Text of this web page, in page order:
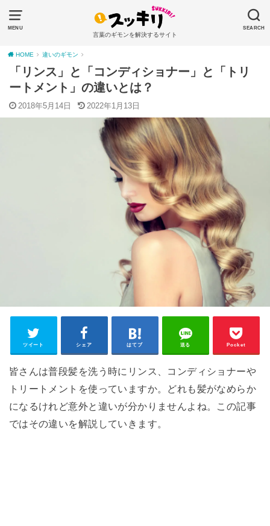
MENU SEARCH
言葉のギモンを解決するサイト
HOME 違いのギモン
「リンス」と「コンディショナー」と「トリ
ートメント」の違いとは？
2018年5月14日 2022年1月13日
ツイート シェア はてブ 送る Pocket
皆さんは普段髪を洗う時にリンス、コンディショナーや
トリートメントを使っていますか。どれも髪がなめらか
になるけれど意外と違いが分かりませんよね。この記事
ではその違いを解説していきます。